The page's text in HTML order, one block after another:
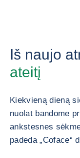
Iš naujo
ateitį
Kiekvieną dieną
nuolat bandome
ankstesnes
padeda „Coface“